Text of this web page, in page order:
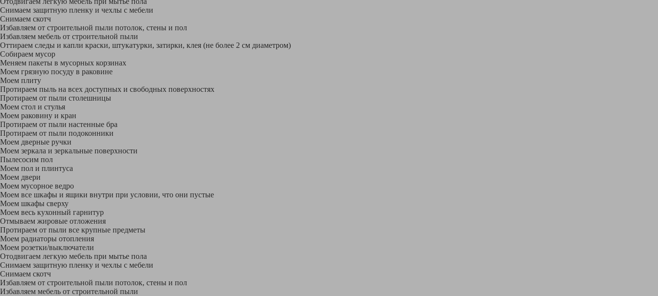
Снимаем защитную пленку и чехлы с мебели
Снимаем скотч
Избавляем от строительной пыли потолок, стены и пол
Избавляем мебель от строительной пыли
Оттираем следы и капли краски, штукатурки, затирки, клея (не более 2 см диаметром)
Собираем мусор
Меняем пакеты в мусорных корзинах
Моем грязную посуду в раковине
Моем плиту
Протираем пыль на всех доступных и свободных поверхностях
Протираем от пыли столешницы
Моем стол и стулья
Моем раковину и кран
Протираем от пыли настенные бра
Протираем от пыли подоконники
Моем дверные ручки
Моем зеркала и зеркальные поверхности
Пылесосим пол
Моем пол и плинтуса
Моем двери
Моем мусорное ведро
Моем все шкафы и ящики внутри при условии, что они пустые
Моем шкафы сверху
Моем весь кухонный гарнитур
Отмываем жировые отложения
Протираем от пыли все крупные предметы
Моем радиаторы отопления
Моем розетки/выключатели
Отодвигаем легкую мебель при мытье пола
Снимаем защитную пленку и чехлы с мебели
Снимаем скотч
Избавляем от строительной пыли потолок, стены и пол
Избавляем мебель от строительной пыли